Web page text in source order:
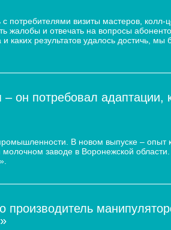
потребителями визиты мастеров, колл-
жалобы и отвечать на вопросы
каких результатов удалось достичь, мы
он потребовал адаптации,
В новом выпуске – опыт
заводе в Воронежской